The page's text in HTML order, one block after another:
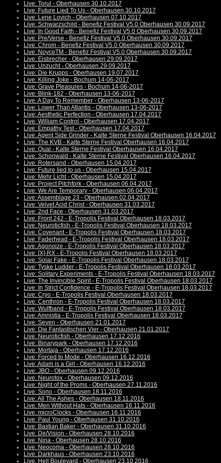
Live: Torul - Oberhausen 30.10.2017
Live: Future Lied To Us - Oberhausen 30.10.2017
Live: Lene Lovich - Oberhausen 07.10.2017
Live: Schwarzschild - Benefiz Festival V5.0 Oberhausen 30.09.2017
Live: In Good Faith - Benefiz Festival V5.0 Oberhausen 30.09.2017
Live: Pre/Verse - Benefiz Festival V5.0 Oberhausen 30.09.2017
Live: Chrom - Benefiz Festival V5.0 Oberhausen 30.09.2017
Live: NoyceTM - Benefiz Festival V5.0 Oberhausen 30.09.2017
Live: Eisbrecher - Oberhausen 29.09.2017
Live: Unzucht - Oberhausen 29.09.2017
Live: Die Krupps - Oberhausen 19.07.2017
Live: Killing Joke - Bochum 14-06-2017
Live: Grave Pleasures - Bochum 14-06-2017
Live: Blink-182 - Oberhausen 13-06-2017
Live: A Day To Remember - Oberhausen 13-06-2017
Live: Lower Than Atlantis - Oberhausen 13-06-2017
Live: Aesthetic Perfection - Oberhausen 17.04.2017
Live: William Control - Oberhausen 17.04.2017
Live: Empathy Test - Oberhausen 17.04.2017
Live: Agent Side Grinder - Kalte Sterne Festival Oberhausen 16.04.2017
Live: The KVB - Kalte Sterne Festival Oberhausen 16.04.2017
Live: Qual - Kalte Sterne Festival Oberhausen 16.04.2017
Live: Schonwald - Kalte Sterne Festival Oberhausen 16.04.2017
Live: Rotersand - Oberhausen 15.04.2017
Live: Future lied to us - Oberhausen 15.04.2017
Live: Mehr Licht - Oberhausen 15.04.2017
Live: Project Pitchfork - Oberhausen 06.04.2017
Live: We Are Temporary - Oberhausen 06.04.2017
Live: Assemblage 23 - Oberhausen 02.04.2017
Live: Velvet Acid Christ - Oberhausen 31.03.2017
Live: 2nd Face - Oberhausen 31.03.2017
Live: Front 242 - E-Tropolis Festival Oberhausen 18.03.2017
Live: Neuroticfish - E-Tropolis Festival Oberhausen 18.03.2017
Live: Covenant - E-Tropolis Festival Oberhausen 18.03.2017
Live: Faderhead - E-Tropolis Festival Oberhausen 18.03.2017
Live: Agonoize - E-Tropolis Festival Oberhausen 18.03.2017
Live: [X]-RX - E-Tropolis Festival Oberhausen 18.03.2017
Live: Solar Fake - E-Tropolis Festival Oberhausen 18.03.2017
Live: Tyske Ludder - E-Tropolis Festival Oberhausen 18.03.2017
Live: Solitary Experiments - E-Tropolis Festival Oberhausen 18.03.2017
Live: The Invincible Spirit - E-Tropolis Festival Oberhausen 18.03.2017
Live: In Strict Confidence - E-Tropolis Festival Oberhausen 18.03.2017
Live: Cryo - E-Tropolis Festival Oberhausen 18.03.2017
Live: Centhron - E-Tropolis Festival Oberhausen 18.03.2017
Live: Wulfband - E-Tropolis Festival Oberhausen 18.03.2017
Live: Amnistia - E-Tropolis Festival Oberhausen 18.03.2017
Live: Seven - Oberhausen 21.01.2017
Live: Die Fantastischen Vier - Oberhausen 21.01.2017
Live: Neuroticfish - Oberhausen 17.12.2016
Live: Binarypark - Oberhausen 17.12.2016
Live: Mortaja - Oberhausen 17.12.2016
Live: Forced to Mode - Oberhausen 16.12.2016
Live: Adam is a Girl - Oberhausen 16.12.2016
Live: JBO - Oberhausen 09.12.2016
Live: Neurotox - Oberhausen 09.12.2016
Live: Night of the Proms - Oberhausen 27.11.2016
Live: Sono - Oberhausen 18.11.2016
Live: All The Ashes - Oberhausen 18.11.2016
Live: Men Without Hats - Oberhausen 16.11.2016
Live: microClocks - Oberhausen 16.11.2016
Live: Paul Young - Oberhausen 31.10.2016
Live: Bastian Baker - Oberhausen 31.10.2016
Live: De/Vision - Oberhausen 28.10.2016
Live: Nina - Oberhausen 28.10.2016
Live: Neocoma - Oberhausen 28.10.2016
Live: Darkhaus - Oberhausen 23.10.2016
Live: Hell Boulevard - Oberhausen 23.10.2016